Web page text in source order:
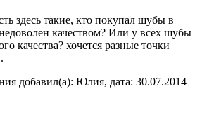
здесь такие, кто покупал шубы в
качеством? Или у всех шубы
качества? хочется разные точки
добавил(а): Юлия, дата: 30.07.2014